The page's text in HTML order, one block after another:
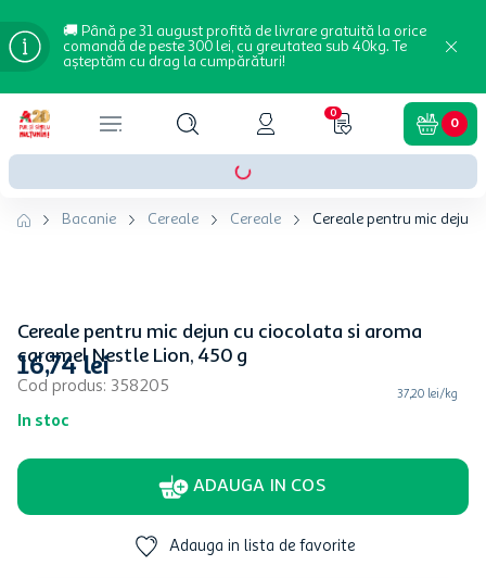
🚚 Până pe 31 august profită de livrare gratuită la orice
comandă de peste 300 lei, cu greutatea sub 40kg. Te
așteptăm cu drag la cumpărături!
0
0
Bacanie Cereale Cereale Cereale pentru mic dejun
Cereale pentru mic dejun cu ciocolata si aroma
caramel Nestle Lion, 450 g
Cod produs: 358205
In stoc
16,74lei
37,20 lei/kg
ADAUGA IN COS
Adauga in lista de favorite